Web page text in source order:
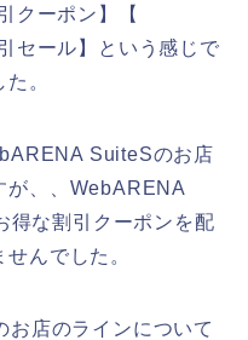
クーポン】【
セール】という感じで
。
SuiteSのお店
が、、WebARENA
得な割引クーポンを配
んでした。
店のラインについて